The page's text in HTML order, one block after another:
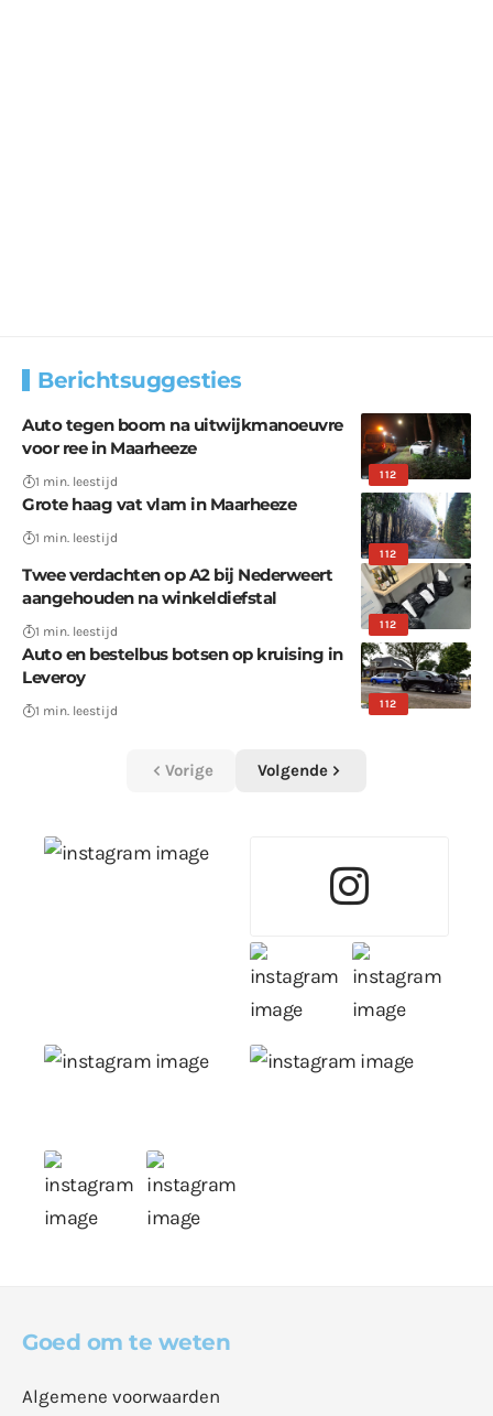
Berichtsuggesties
112
Auto tegen boom na uitwijkmanoeuvre
voor ree in Maarheeze
1 min. leestijd
112
Grote haag vat vlam in Maarheeze
1 min. leestijd
112
Twee verdachten op A2 bij Nederweert
aangehouden na winkeldiefstal
1 min. leestijd
112
Auto en bestelbus botsen op kruising in
Leveroy
1 min. leestijd
Vorige Volgende
Goed om te weten
Algemene voorwaarden